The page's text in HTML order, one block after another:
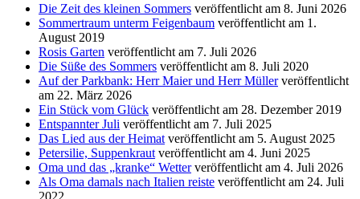
Die Zeit des kleinen Sommers veröffentlicht am 8. Juni 2026
Sommertraum unterm Feigenbaum veröffentlicht am 1.
August 2019
Rosis Garten veröffentlicht am 7. Juli 2026
Die Süße des Sommers veröffentlicht am 8. Juli 2020
Auf der Parkbank: Herr Maier und Herr Müller veröffentlicht
am 22. März 2026
Ein Stück vom Glück veröffentlicht am 28. Dezember 2019
Entspannter Juli veröffentlicht am 7. Juli 2025
Das Lied aus der Heimat veröffentlicht am 5. August 2025
Petersilie, Suppenkraut veröffentlicht am 4. Juni 2025
Oma und das „kranke“ Wetter veröffentlicht am 4. Juli 2026
Als Oma damals nach Italien reiste veröffentlicht am 24. Juli
2022